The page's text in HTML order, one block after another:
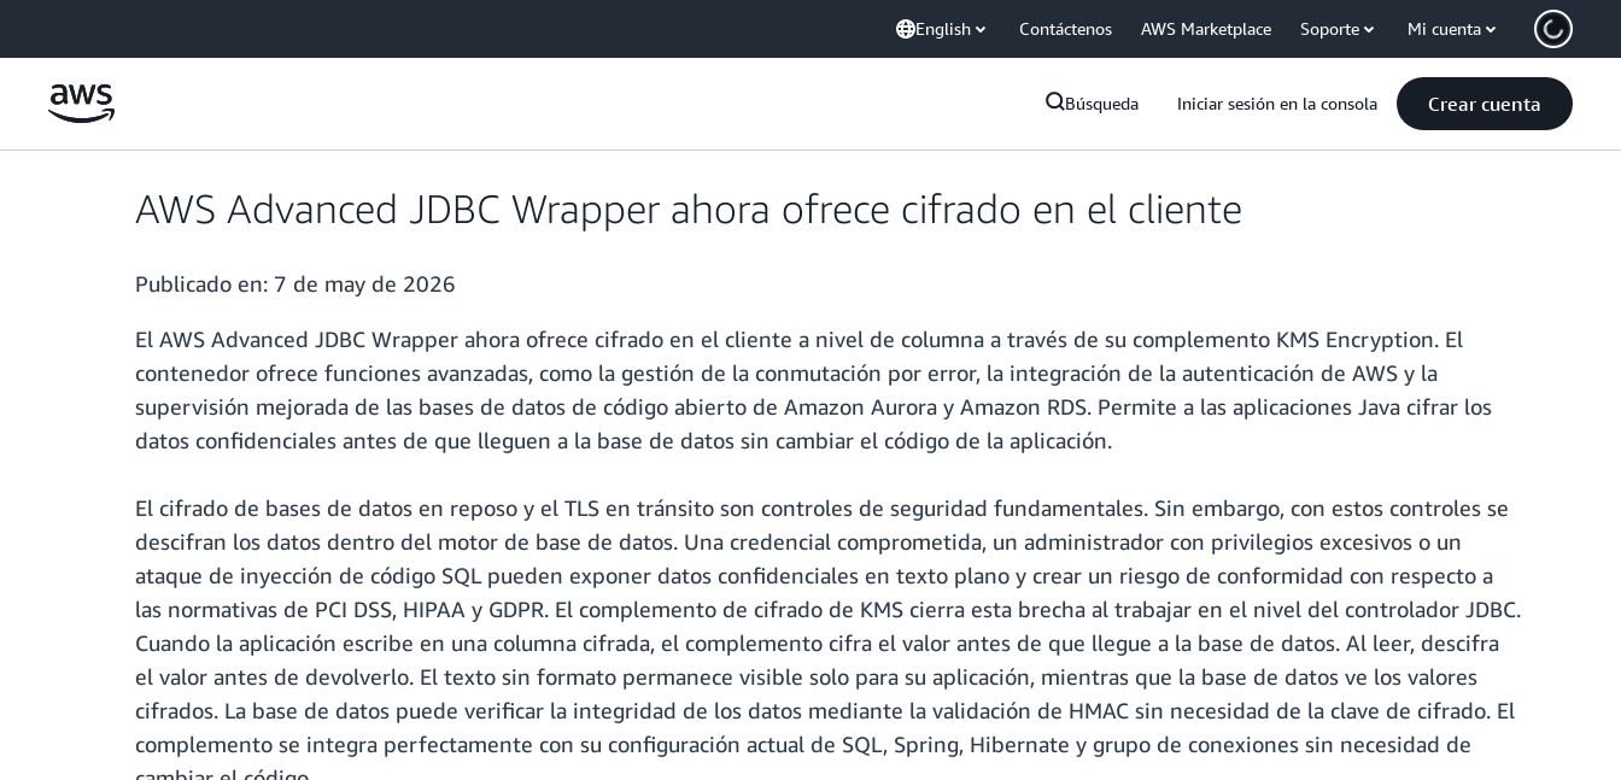
English Contáctenos AWS Marketplace Soporte Mi cuenta
Búsqueda Iniciar sesión en la consola Crear cuenta
AWS Advanced JDBC Wrapper ahora ofrece cifrado en el cliente
Publicado en: 7 de may de 2026
El AWS Advanced JDBC Wrapper ahora ofrece cifrado en el cliente a nivel de columna a través de su complemento KMS Encryption. El
contenedor ofrece funciones avanzadas, como la gestión de la conmutación por error, la integración de la autenticación de AWS y la
supervisión mejorada de las bases de datos de código abierto de Amazon Aurora y Amazon RDS. Permite a las aplicaciones Java cifrar los
datos confidenciales antes de que lleguen a la base de datos sin cambiar el código de la aplicación.
El cifrado de bases de datos en reposo y el TLS en tránsito son controles de seguridad fundamentales. Sin embargo, con estos controles se
descifran los datos dentro del motor de base de datos. Una credencial comprometida, un administrador con privilegios excesivos o un
ataque de inyección de código SQL pueden exponer datos confidenciales en texto plano y crear un riesgo de conformidad con respecto a
las normativas de PCI DSS, HIPAA y GDPR. El complemento de cifrado de KMS cierra esta brecha al trabajar en el nivel del controlador JDBC.
Cuando la aplicación escribe en una columna cifrada, el complemento cifra el valor antes de que llegue a la base de datos. Al leer, descifra
el valor antes de devolverlo. El texto sin formato permanece visible solo para su aplicación, mientras que la base de datos ve los valores
cifrados. La base de datos puede verificar la integridad de los datos mediante la validación de HMAC sin necesidad de la clave de cifrado. El
complemento se integra perfectamente con su configuración actual de SQL, Spring, Hibernate y grupo de conexiones sin necesidad de